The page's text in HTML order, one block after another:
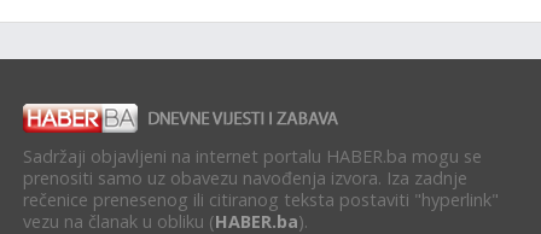
Sadržaji objavljeni na internet portalu HABER.ba mogu se
prenositi samo uz obavezu navođenja izvora. Iza zadnje
rečenice prenesenog ili citiranog teksta postaviti "hyperlink"
vezu na članak u obliku (HABER.ba).